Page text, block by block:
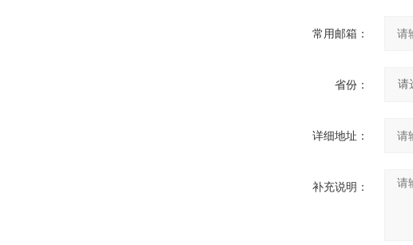
常用邮箱：
省份：
详细地址：
补充说明：